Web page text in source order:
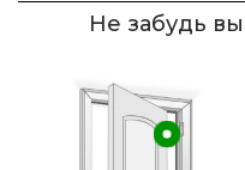
Не забудь